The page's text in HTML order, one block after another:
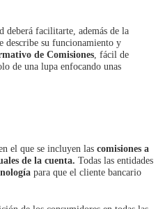
deberá facilitarte, además de la
describe su funcionamiento y
de Comisiones, fácil de
de una lupa enfocando unas
el que se incluyen las comisiones a
de la cuenta. Todas las entidades
para que el cliente bancario